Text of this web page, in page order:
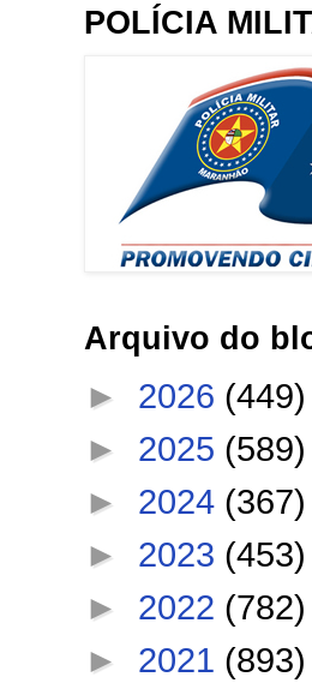
POLÍCIA
Arquivo do
► 2026 (449)
► 2025 (589)
► 2024 (367)
► 2023 (453)
► 2022 (782)
► 2021 (893)